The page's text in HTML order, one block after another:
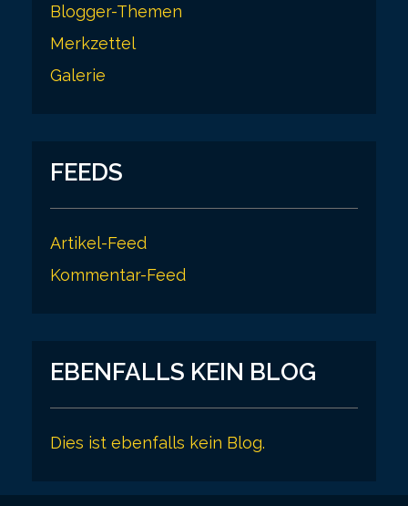
Blogger-Themen
Merkzettel
Galerie
FEEDS
Artikel-Feed
Kommentar-Feed
EBENFALLS KEIN BLOG
Dies ist ebenfalls kein Blog.